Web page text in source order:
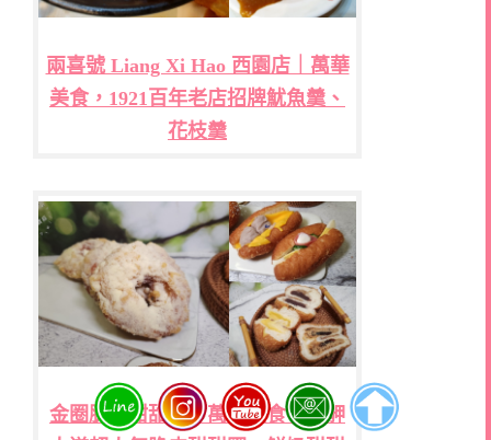
兩喜號 Liang Xi Hao 西園店｜萬華
美食，1921百年老店招牌魷魚羹、
花枝羹
金圈脆皮甜甜圈｜萬華美食，艋舺